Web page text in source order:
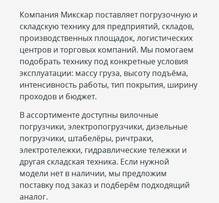
Компания Микскар поставляет погрузочную и
складскую технику для предприятий, складов,
производственных площадок, логистических
центров и торговых компаний. Мы помогаем
подобрать технику под конкретные условия
эксплуатации: массу груза, высоту подъёма,
интенсивность работы, тип покрытия, ширину
проходов и бюджет.
В ассортименте доступны вилочные
погрузчики, электропогрузчики, дизельные
погрузчики, штабелёры, ричтраки,
электротележки, гидравлические тележки и
другая складская техника. Если нужной
модели нет в наличии, мы предложим
поставку под заказ и подберём подходящий
аналог.